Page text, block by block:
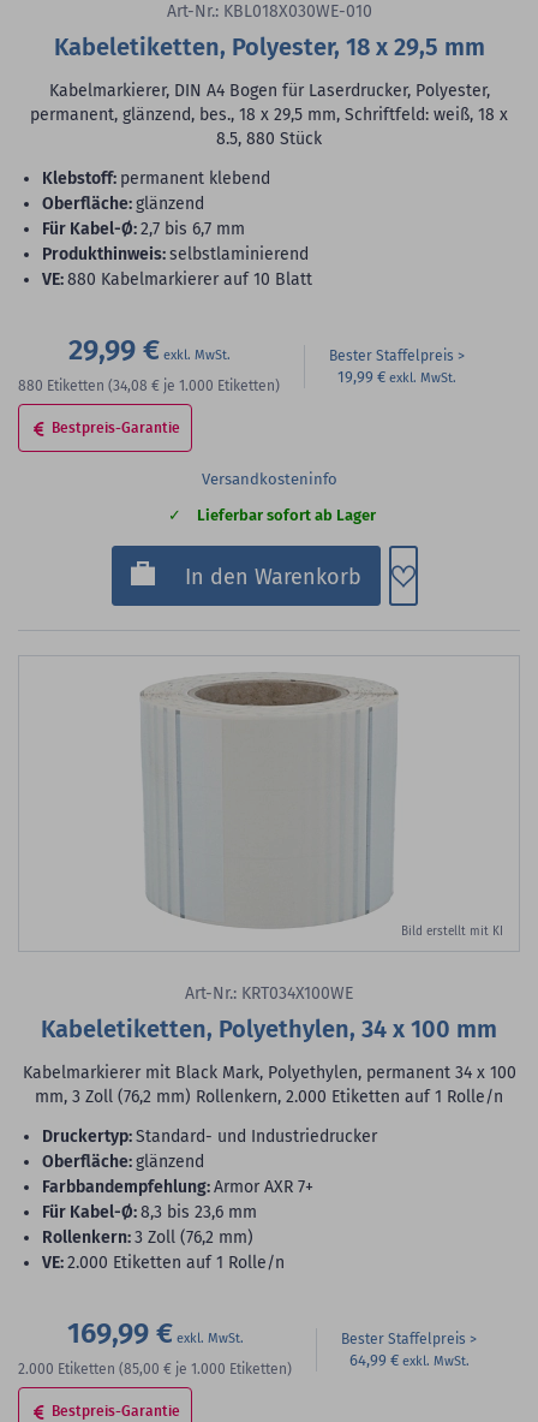
Art-Nr.: KBL018X030WE-010
Kabeletiketten, Polyester, 18 x 29,5 mm
Kabelmarkierer, DIN A4 Bogen für Laserdrucker, Polyester,
permanent, glänzend, bes., 18 x 29,5 mm, Schriftfeld: weiß, 18 x
8.5, 880 Stück
Klebstoff: permanent klebend
Oberfläche:glänzend
für Kabel-Ø:2,7 bis 6,7 mm
Produkthinweis:selbstlaminierend
VE:880 Kabelmarkierer auf 10 Blatt
29,99 €
880 Etiketten (34,08 € je 1.000 Etiketten)
Bester Staffelpreis
19,99 €
Bestpreis-Garantie
Versandkosteninfo
Lieferbar sofort ab Lager
In den Warenkorb Zum
Bild erstellt mit KI
Art-Nr.: KRT034X100WE
Kabeletiketten, Polyethylen, 34 x 100 mm
Kabelmarkierer mit Black Mark, Polyethylen, permanent 34 x 100
mm, 3 Zoll (76,2 mm) Rollenkern, 2.000 Etiketten auf 1 Rolle/n
Druckertyp:Standard- und Industriedrucker
Oberfläche:glänzend
Farbbandempfehlung:Armor AXR 7+
für Kabel-Ø:8,3 bis 23,6 mm
Rollenkern:3 Zoll (76,2 mm)
VE:2.000 Etiketten auf 1 Rolle/n
169,99 €
2.000 Etiketten (85,00 € je 1.000 Etiketten)
Bester Staffelpreis
64,99 €
Bestpreis-Garantie